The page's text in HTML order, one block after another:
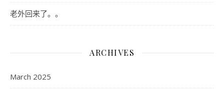
老外回来了。。
ARCHIVES
March 2025